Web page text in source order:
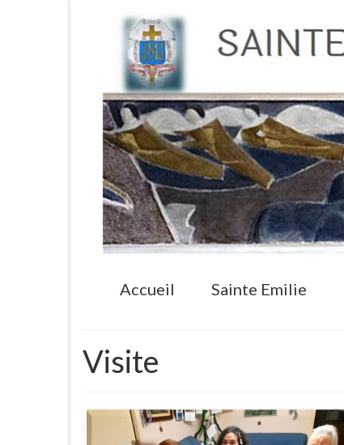
Accueil Sainte Emilie
Visite